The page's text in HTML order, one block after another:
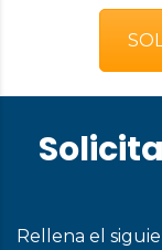
Rellena el